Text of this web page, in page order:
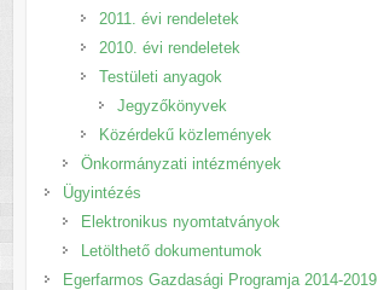
2011. évi rendeletek
2010. évi rendeletek
Testületi anyagok
Jegyzőkönyvek
Közérdekű közlemények
Önkormányzati intézmények
Ügyintézés
Elektronikus nyomtatványok
Letölthető dokumentumok
Egerfarmos Gazdasági Programja 2014-2019